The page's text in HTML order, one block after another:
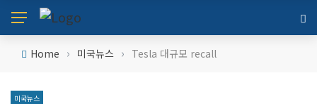
Home › 미국뉴스 › Tesla 대규모 recall
미국뉴스